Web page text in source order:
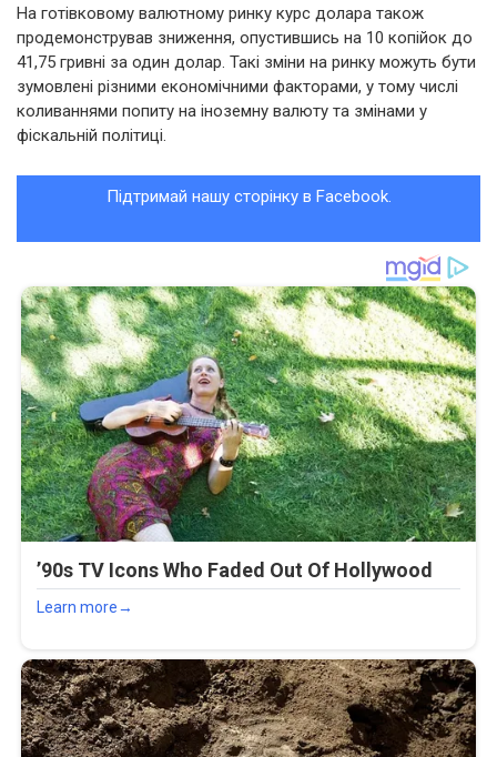
На готівковому валютному ринку курс долара також
продемонстрував зниження, опустившись на 10 копійок до
41,75 гривні за один долар. Такі зміни на ринку можуть бути
зумовлені різними економічними факторами, у тому числі
коливаннями попиту на іноземну валюту та змінами у
фіскальній політиці.
Підтримай нашу сторінку в Facebook.